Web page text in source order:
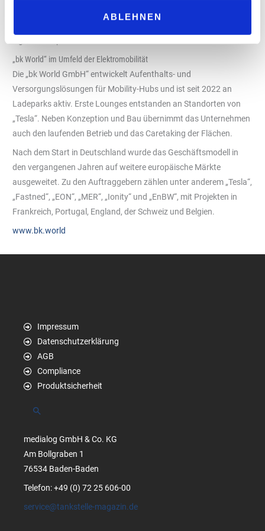
ABLEHNEN
Objektbetreuern. Für Flächenbetreiber reduziert sich damit der
„bk World“ im Umfeld der Elektromobilität
Die „bk World GmbH“ entwickelt Aufenthalts- und
Versorgungslösungen für Mobility-Hubs und ist seit 2022 an
Ladeparks aktiv. Erste Lounges entstanden an Standorten von
„Tesla“. Neben Konzeption und Bau übernimmt das Unternehmen
auch den laufenden Betrieb und das Caretaking der Flächen.
Nach dem Start in Deutschland wurde das Geschäftsmodell in
den vergangenen Jahren auf weitere europäische Märkte
ausgeweitet. Zu den Auftraggebern zählen unter anderem „Tesla“,
„Fastned“, „EON“, „MER“, „Ionity“ und „EnBW“, mit Projekten in
Frankreich, Portugal, England, der Schweiz und Belgien.
www.bk.world
Impressum
Datenschutzerklärung
AGB
Compliance
Produktsicherheit
Suchen
medialog GmbH & Co. KG
Am Bollgraben 1
76534 Baden-Baden
Telefon: +49 (0) 72 25 606-00
service@tankstelle-magazin.de